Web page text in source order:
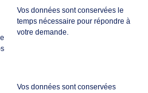
Vos données sont conservées le
temps nécessaire pour répondre à
votre demande.
Vos données sont conservées